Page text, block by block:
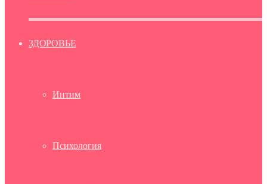
ЗДОРОВЬЕ
Интим
Психология